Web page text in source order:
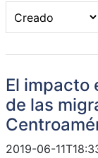
El impacto
de las
2019-06-